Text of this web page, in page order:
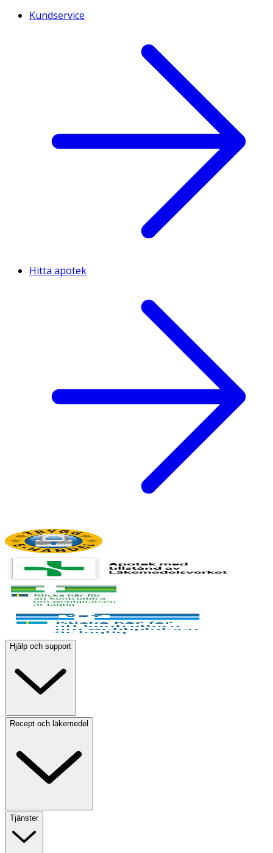
Kundservice
Hitta apotek
Hjälp och support
Recept och läkemedel
Tjänster